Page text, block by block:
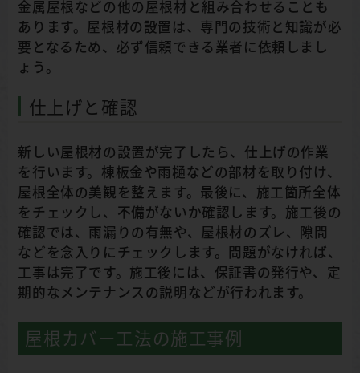
金属屋根などの他の屋根材と組み合わせることも
あります。屋根材の設置は、専門の技術と知識が必
要となるため、必ず信頼できる業者に依頼しまし
ょう。
仕上げと確認
新しい屋根材の設置が完了したら、仕上げの作業
を行います。棟板金や雨樋などの部材を取り付け、
屋根全体の美観を整えます。最後に、施工箇所全体
をチェックし、不備がないか確認します。施工後の
確認では、雨漏りの有無や、屋根材のズレ、隙間
などを念入りにチェックします。問題がなければ、
工事は完了です。施工後には、保証書の発行や、定
期的なメンテナンスの説明などが行われます。
屋根カバー工法の施工事例